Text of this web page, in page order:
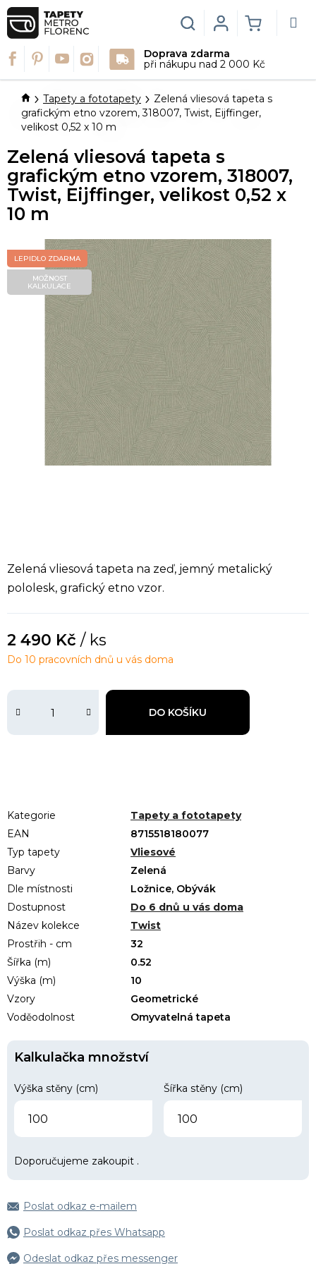
Přejít
na
obsah
Doprava zdarma
při nákupu nad 2 000 Kč
Hledat
KOŠÍK
Login
DomůTapety a fototapety
Zelená vliesová tapeta s
grafickým etno vzorem, 318007, Twist, Eijffinger,
velikost 0,52 x 10 m
Zelená vliesová tapeta na zeď, jemný metalický
pololesk, grafický etno vzor.
2 490 Kč / ks
DO KOŠÍKU
Do 10 pracovních dnů u vás doma
Kategorie
Tapety a fototapety
EAN
8715518180077
Typ tapety
Vliesové
Barvy
Zelená
Dle místnosti
Ložnice, Obývák
Dostupnost
Do 6 dnů u vás doma
Název kolekce
Twist
Prostřih - cm
32
Šířka (m)
0.52
Výška (m)
10
Vzory
Geometrické
Voděodolnost
Omyvatelná tapeta
Kalkulačka množství
Výška stěny (cm) Šířka stěny (cm)
Doporučujeme zakoupit .
Poslat odkaz e-mailem
Poslat odkaz přes Whatsapp
Odeslat odkaz přes messenger
Zelená vliesová tapeta s
grafickým etno vzorem, 318007,
Twist, Eijffinger, velikost 0,52 x
10 m
LEPIDLO ZDARMA
MOŽNOST
KALKULACE